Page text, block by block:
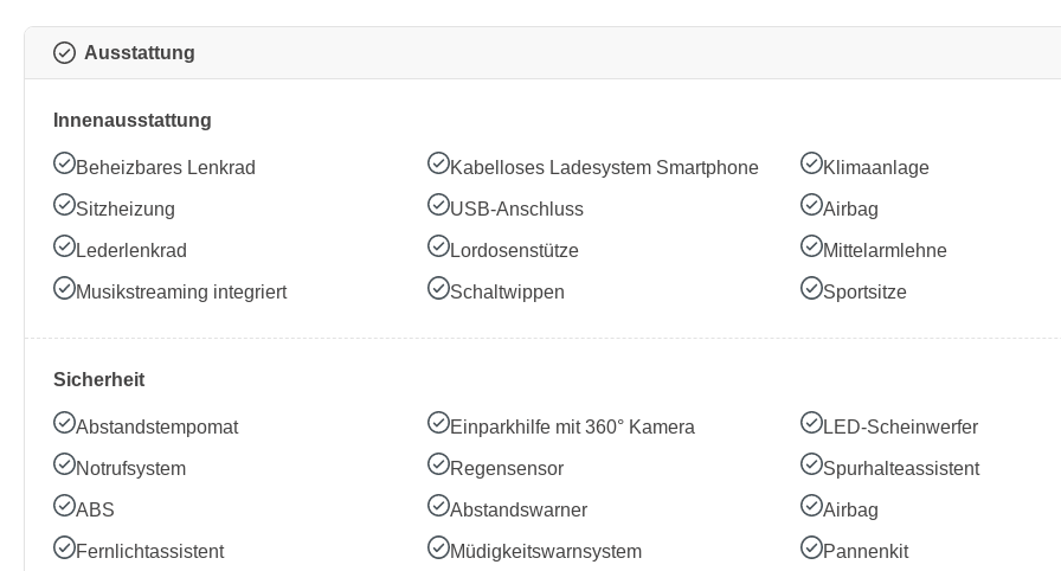
Ausstattung
Innenausstattung
Beheizbares Lenkrad Kabelloses Ladesystem Smartphone Klimaanlage
Sitzheizung USB-Anschluss Airbag
Lederlenkrad Lordosenstütze Mittelarmlehne
Musikstreaming integriert Schaltwippen Sportsitze
Sicherheit
Abstandstempomat Einparkhilfe mit 360° Kamera LED-Scheinwerfer
Notrufsystem Regensensor Spurhalteassistent
ABS Abstandswarner Airbag
Fernlichtassistent Müdigkeitswarnsystem Pannenkit